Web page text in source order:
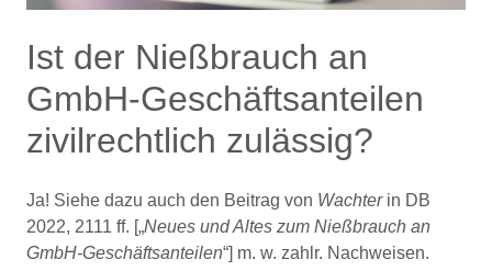
Ist der Nießbrauch an
GmbH-Geschäftsanteilen
zivilrechtlich zulässig?
Ja! Siehe dazu auch den Beitrag von Wachterin DB
2022, 2111 ff. [„Neues und Altes zum Nießbrauch an
GmbH-Geschäftsanteilen“] m. w. zahlr. Nachweisen.